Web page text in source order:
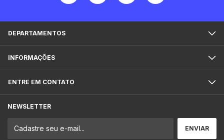
DEPARTAMENTOS
INFORMAÇÕES
ENTRE EM CONTATO
NEWSLETTER